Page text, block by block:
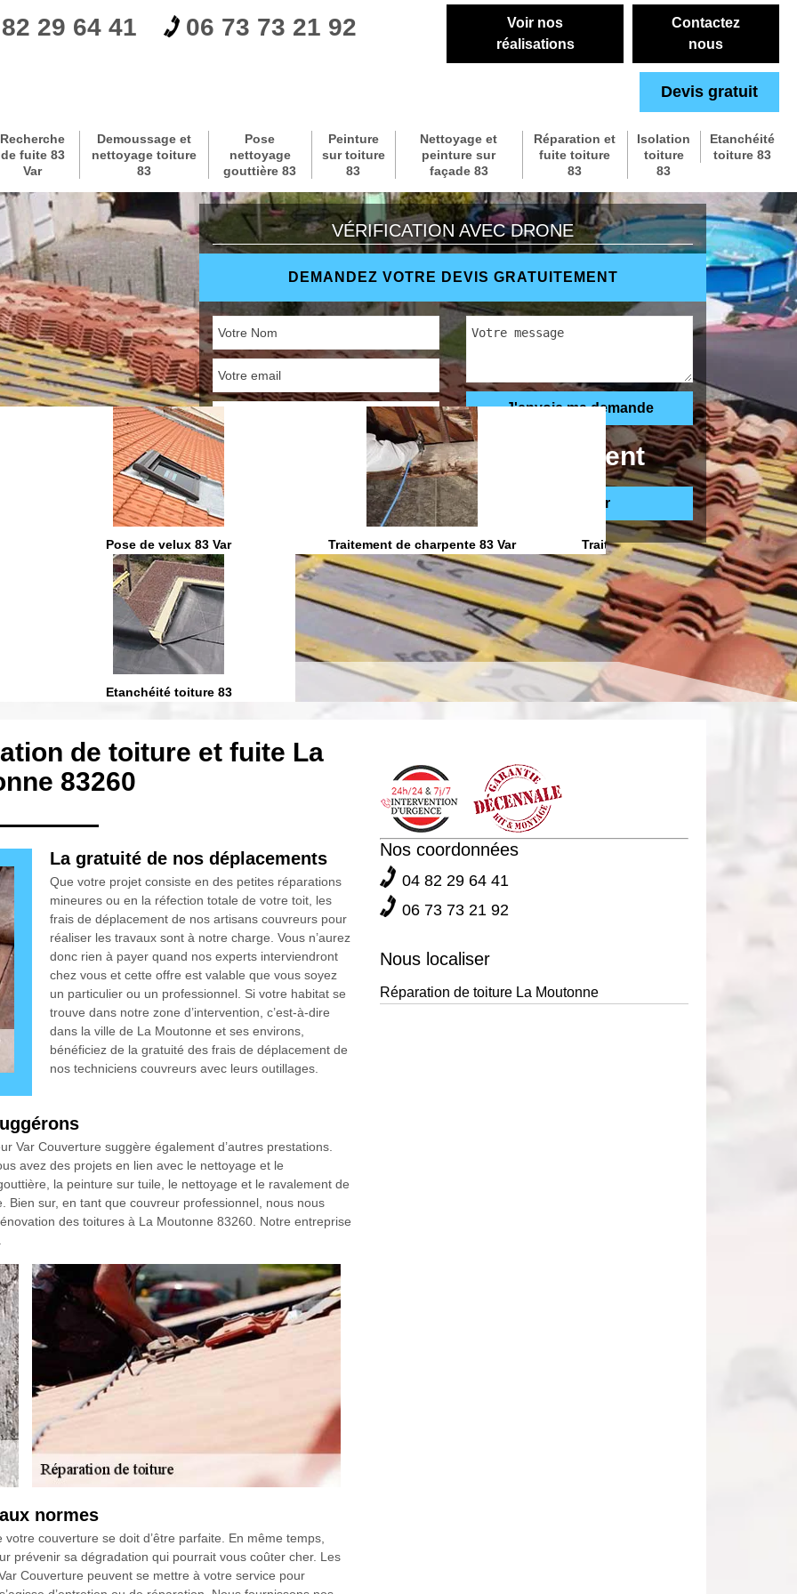
29 64 41 06 73 73 21 92
Voir nos
réalisations
Contactez
nous
Devis gratuit
Recherche
de fuite 83
Var
Demoussage et
nettoyage toiture
83
Pose
nettoyage
gouttière 83
Peinture
sur toiture
83
Nettoyage et
peinture sur
façade 83
Réparation et
fuite toiture
83
Isolation
toiture
83
Etanchéité
toiture 83
VÉRIFICATION AVEC DRONE
DEMANDEZ VOTRE DEVIS GRATUITEMENT
On vous rappelle gratuitement
Pose de velux 83 Var Traitement de charpente 83 Var Traitement anti Humidite 83 Var
Etanchéité toiture 83
de toiture et fuite La
83260
La gratuité de nos déplacements
Que votre projet consiste en des petites réparations
mineures ou en la réfection totale de votre toit, les
frais de déplacement de nos artisans couvreurs pour
réaliser les travaux sont à notre charge. Vous n’aurez
donc rien à payer quand nos experts interviendront
chez vous et cette offre est valable que vous soyez
un particulier ou un professionnel. Si votre habitat se
trouve dans notre zone d’intervention, c’est-à-dire
dans la ville de La Moutonne et ses environs,
bénéficiez de la gratuité des frais de déplacement de
nos techniciens couvreurs avec leurs outillages.
Var Couverture suggère également d’autres prestations.
avez des projets en lien avec le nettoyage et le
la peinture sur tuile, le nettoyage et le ravalement de
Bien sur, en tant que couvreur professionnel, nous nous
des toitures à La Moutonne 83260. Notre entreprise
normes
couverture se doit d’être parfaite. En même temps,
prévenir sa dégradation qui pourrait vous coûter cher. Les
Couverture peuvent se mettre à votre service pour
Nos coordonnées
04 82 29 64 41
06 73 73 21 92
Nous localiser
Réparation de toiture La Moutonne